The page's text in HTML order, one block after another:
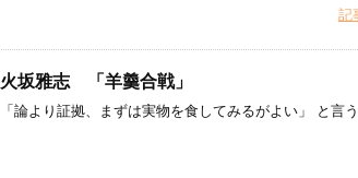
記
火坂雅志 「羊羹合戦」
「論より証拠、まずは実物を食してみるがよい」 と言